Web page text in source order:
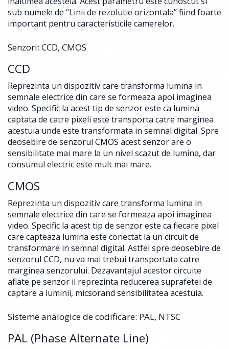
sub numele de “Linii de rezolutie orizontala” fiind foarte
important pentru caracteristicile camerelor.
Senzori: CCD, CMOS
CCD
Reprezinta un dispozitiv care transforma lumina in
semnale electrice din care se formeaza apoi imaginea
video. Specific la acest tip de senzor este ca lumina
captata de catre pixeli este transporta catre marginea
acestuia unde este transformata in semnal digital. Spre
deosebire de senzorul CMOS acest senzor are o
sensibilitate mai mare la un nivel scazut de lumina, dar
consumul electric este mult mai mare.
CMOS
Reprezinta un dispozitiv care transforma lumina in
semnale electrice din care se formeaza apoi imaginea
video. Specific la acest tip de senzor este ca fiecare pixel
care capteaza lumina este conectat la un circuit de
transformare in semnal digital. Astfel spre deosebire de
senzorul CCD, nu va mai trebui transportata catre
marginea senzorului. Dezavantajul acestor circuite
aflate pe senzor il reprezinta reducerea suprafetei de
captare a luminii, micsorand sensibilitatea acestuia.
Sisteme analogice de codificare: PAL, NTSC
PAL (Phase Alternate Line)